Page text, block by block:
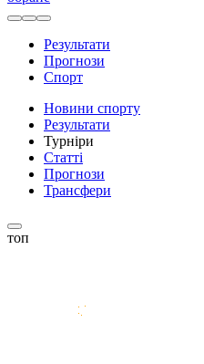
Результати
Прогнози
Спорт
Новини спорту
Результати
Турніри
Статті
Прогнози
Трансфери
топ